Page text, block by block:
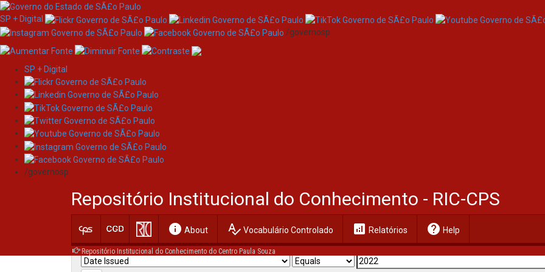
Skip
navigation
SP + Digital
/governosp
SP + Digital
/governosp
Repositório Institucional do Conhecimento - RIC-CPS
info About spellcheck Vocabulário Controlado analytics Relatórios help Help
Repositório Institucional do Conhecimento do Centro Paula Souza
Search
Current filters: